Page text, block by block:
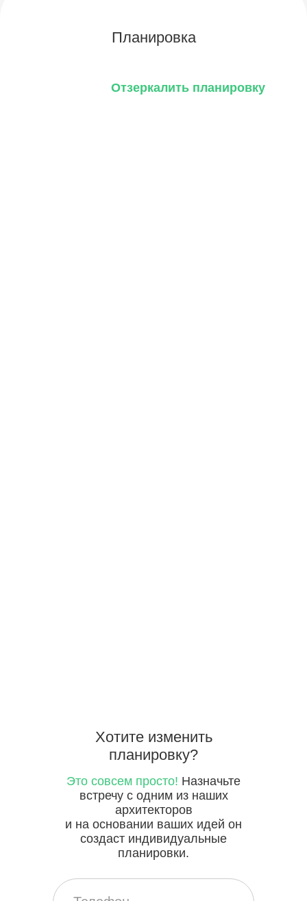
Планировка
Отзеркалить планировку
Хотите изменить
планировку?
Это совсем просто! Назначьте
встречу с одним из наших
архитекторов
и на основании ваших идей он
создаст индивидуальные
планировки.